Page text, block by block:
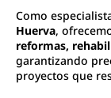
Como
Huerva,
reformas,
garantizando
proyectos que